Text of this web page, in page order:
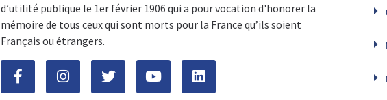
d’utilité publique le 1er février 1906 qui a pour vocation d'honorer la
mémoire de tous ceux qui sont morts pour la France qu’ils soient
Français ou étrangers.